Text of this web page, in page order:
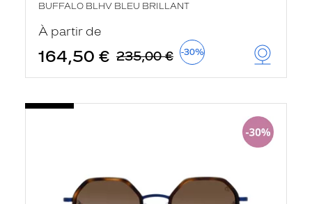
BUFFALO BLHV BLEU BRILLANT
À partir de
164,50 € 235,00 € -30%